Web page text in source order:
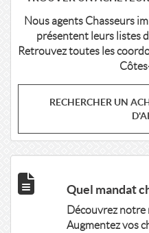
Nous agents Chasseurs
présentent leurs listes
Retrouvez toutes les
RECHERCHER UN
Quel mandat
Découvrez
Augmentez vos